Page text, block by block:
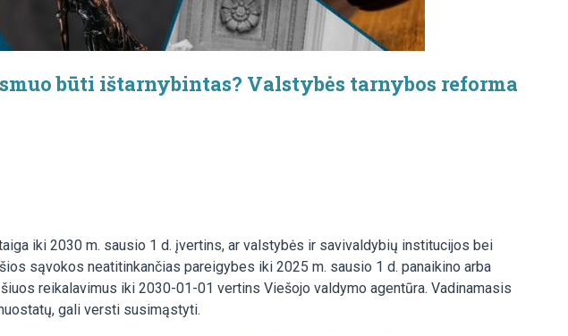
būti ištarnybintas? Valstybės tarnybos reforma
iki 2030 m. sausio 1 d. įvertins, ar valstybės ir savivaldybių institucijos bei
sąvokos neatitinkančias pareigybes iki 2025 m. sausio 1 d. panaikino arba
reikalavimus iki 2030-01-01 vertins Viešojo valdymo agentūra. Vadinamasis
gali versti susimąstyti.